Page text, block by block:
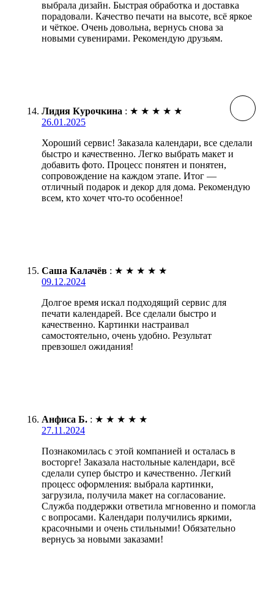
выбрала дизайн. Быстрая обработка и доставка
порадовали. Качество печати на высоте, всё яркое
и чёткое. Очень довольна, вернусь снова за
новыми сувенирами. Рекомендую друзьям.
Лидия Курочкина : ★ ★ ★ ★ ★
26.01.2025
Хороший сервис! Заказала календари, все сделали
быстро и качественно. Легко выбрать макет и
добавить фото. Процесс понятен и понятен,
сопровождение на каждом этапе. Итог —
отличный подарок и декор для дома. Рекомендую
всем, кто хочет что-то особенное!
Саша Калачёв : ★ ★ ★ ★ ★
09.12.2024
Долгое время искал подходящий сервис для
печати календарей. Все сделали быстро и
качественно. Картинки настраивал
самостоятельно, очень удобно. Результат
превзошел ожидания!
Анфиса Б. : ★ ★ ★ ★ ★
27.11.2024
Познакомилась с этой компанией и осталась в
восторге! Заказала настольные календари, всё
сделали супер быстро и качественно. Легкий
процесс оформления: выбрала картинки,
загрузила, получила макет на согласование.
Служба поддержки ответила мгновенно и помогла
с вопросами. Календари получились яркими,
красочными и очень стильными! Обязательно
вернусь за новыми заказами!